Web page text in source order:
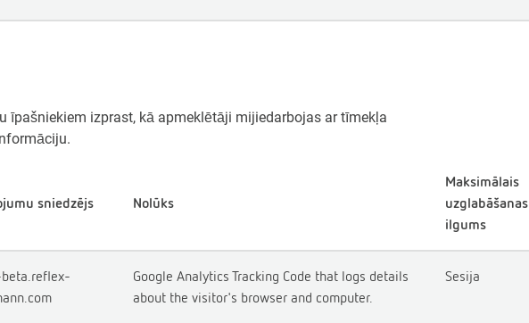
izprast, kā apmeklētāji mijiedarbojas ar tīmekļa
sniedzējs Nolūks
Maksimālais
uzglabāšanas
ilgums
Google Analytics Tracking Code that logs details
about the visitor's browser and computer.
Sesija